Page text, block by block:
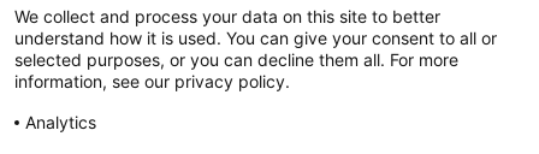
FAQ
FDP in the News
Partners
Square, Suite 900
Boston, MA 02114
We collect and process your data on this site to better
understand how it is used. You can give your consent to all or
selected purposes, or you can decline them all. For more
information, see our privacy policy.
Analytics